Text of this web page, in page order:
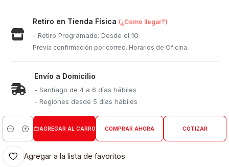
Retiro en Tienda Física (¿Cómo llegar?)
- Retiro Programado: Desde el10
Previa confirmación por correo. Horarios de Oficina.
Envío a Domicilio
- Santiago de 4 a 6 días hábiles
- Regiones desde 5 días hábiles
Cantidad
AGREGAR AL CARRO COMPRAR AHORA COTIZAR
Agregar a la lista de favoritos